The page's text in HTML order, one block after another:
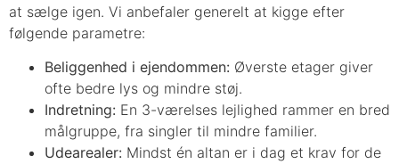
at sælge igen. Vi anbefaler generelt at kigge efter
følgende parametre:
Beliggenhed i ejendommen: Øverste etager giver
ofte bedre lys og mindre støj.
Indretning: En 3-værelses lejlighed rammer en bred
målgruppe, fra singler til mindre familier.
Udearealer: Mindst én altan er i dag et krav for de